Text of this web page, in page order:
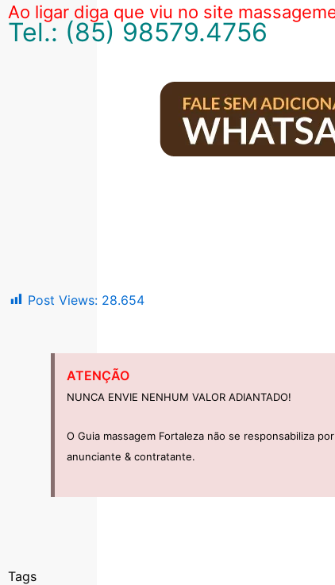
Ao ligar diga que viu no site
Tel.: (85) 98579.4756
Post Views: 28.654
ATENÇÃO
NUNCA ENVIE NENHUM VALOR ADIANTADO!
O Guia massagem Fortaleza não se responsabiliza
anunciante & contratante.
Tags